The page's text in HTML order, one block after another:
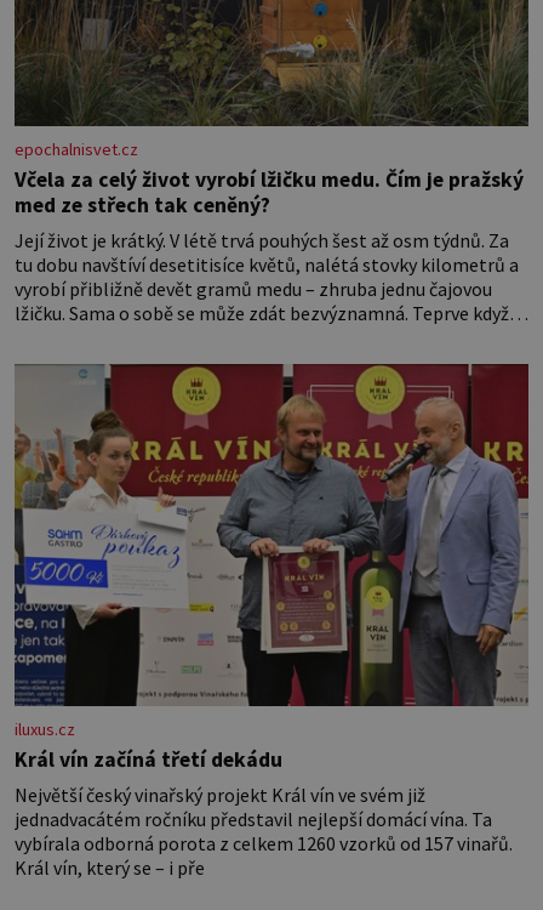
epochalnisvet.cz
Včela za celý život vyrobí lžičku medu. Čím je pražský
med ze střech tak ceněný?
Její život je krátký. V létě trvá pouhých šest až osm týdnů. Za
tu dobu navštíví desetitisíce květů, nalétá stovky kilometrů a
vyrobí přibližně devět gramů medu – zhruba jednu čajovou
lžičku. Sama o sobě se může zdát bezvýznamná. Teprve když
vznikne jeden z nejdokonalejších organismů
iluxus.cz
Král vín začíná třetí dekádu
Největší český vinařský projekt Král vín ve svém již
jednadvacátém ročníku představil nejlepší domácí vína. Ta
vybírala odborná porota z celkem 1260 vzorků od 157 vinařů.
Král vín, který se – i pře